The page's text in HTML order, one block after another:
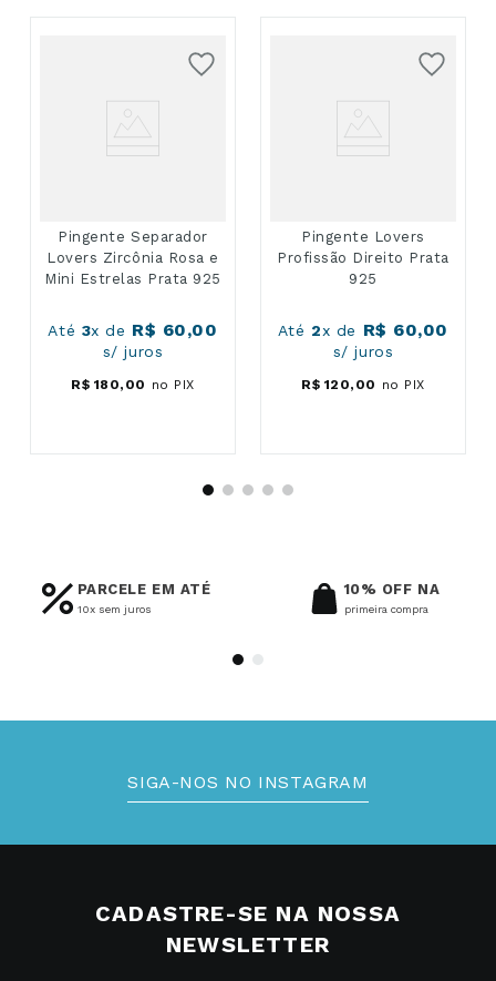
Pingente Separador
Lovers Zircônia Rosa e
Mini Estrelas Prata 925
Até 3x de R$ 60,00
s/ juros
R$ 180, 00 no PIX
Pingente Lovers
Profissão Direito Prata
925
Até 2x de R$ 60,00
s/ juros
R$ 120, 00 no PIX
PARCELE EM ATÉ
10x sem juros
10% OFF NA
primeira compra
SIGA-NOS NO INSTAGRAM
CADASTRE-SE NA NOSSA
NEWSLETTER